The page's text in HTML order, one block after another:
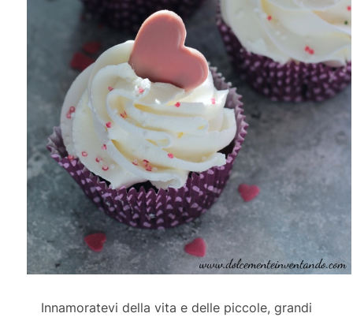
Innamoratevi della vita e delle piccole, grandi